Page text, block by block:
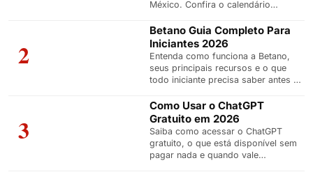
México. Confira o calendário
essenciais.
2
Betano Guia Completo Para
Iniciantes 2026
Entenda como funciona a Betano,
seus principais recursos e o que
todo iniciante precisa saber antes de
3
Como Usar o ChatGPT
Gratuito em 2026
Saiba como acessar o ChatGPT
gratuito, o que está disponível sem
pagar nada e quando vale